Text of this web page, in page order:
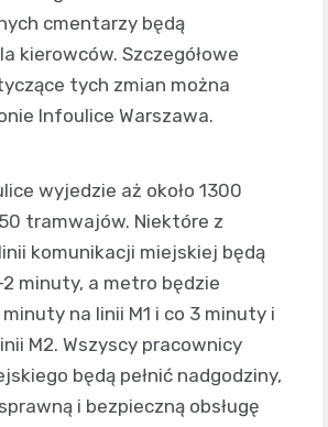
cmentarzy będą
kierowców. Szczegółowe
tych zmian można
Infoulice Warszawa.
wyjedzie aż około 1300
tramwajów. Niektóre z
komunikacji miejskiej będą
minuty, a metro będzie
na linii M1 i co 3 minuty i
M2. Wszyscy pracownicy
będą pełnić nadgodziny,
i bezpieczną obsługę